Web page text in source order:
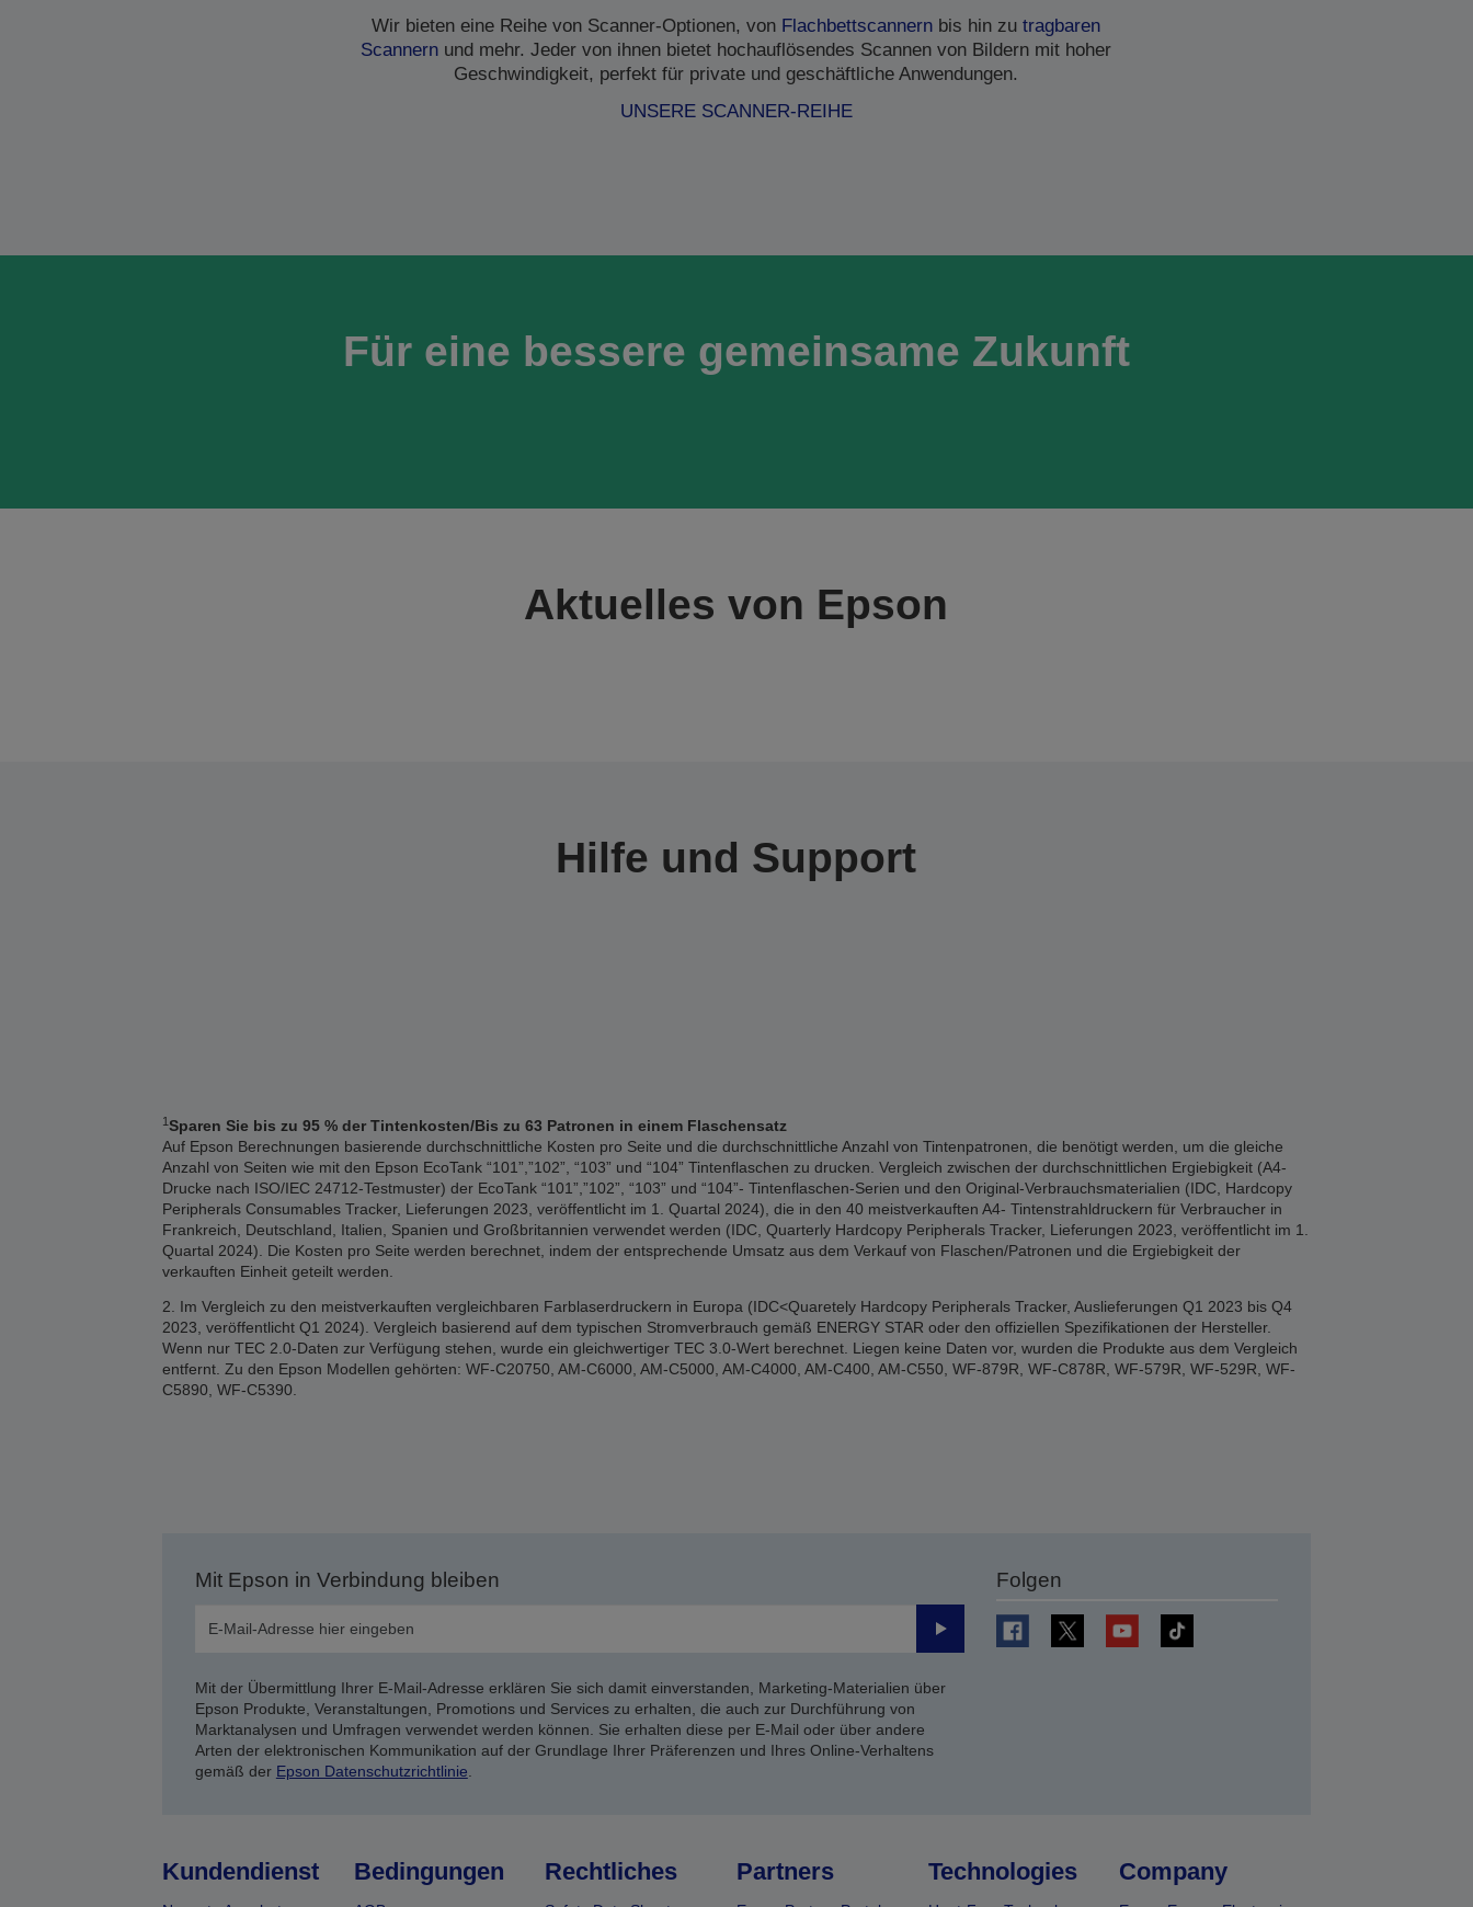
Wir bieten eine Reihe von Scanner-Optionen, von Flachbettscannern bis hin zutragbaren
Scannern und mehr. Jeder von ihnen bietet hochauflösendes Scannen von Bildern mit hoher
Geschwindigkeit, perfekt für private und geschäftliche Anwendungen.
UNSERE SCANNER-REIHE
Für eine bessere gemeinsame Zukunft
Aktuelles von Epson
Hilfe und Support
1Sparen Sie bis zu 95 % der Tintenkosten/Bis zu 63 Patronen in einem Flaschensatz
Auf Epson Berechnungen basierende durchschnittliche Kosten pro Seite und die durchschnittliche Anzahl von Tintenpatronen, die benötigt werden, um die gleiche
Anzahl von Seiten wie mit den Epson EcoTank “101”,”102”, “103” und “104” Tintenflaschen zu drucken. Vergleich zwischen der durchschnittlichen Ergiebigkeit (A4-
Drucke nach ISO/IEC 24712-Testmuster) der EcoTank “101”,”102”, “103” und “104”- Tintenflaschen-Serien und den Original-Verbrauchsmaterialien (IDC, Hardcopy
Peripherals Consumables Tracker, Lieferungen 2023, veröffentlicht im 1. Quartal 2024), die in den 40 meistverkauften A4- Tintenstrahldruckern für Verbraucher in
Frankreich, Deutschland, Italien, Spanien und Großbritannien verwendet werden (IDC, Quarterly Hardcopy Peripherals Tracker, Lieferungen 2023, veröffentlicht im 1.
Quartal 2024). Die Kosten pro Seite werden berechnet, indem der entsprechende Umsatz aus dem Verkauf von Flaschen/Patronen und die Ergiebigkeit der
verkauften Einheit geteilt werden.
2. Im Vergleich zu den meistverkauften vergleichbaren Farblaserdruckern in Europa (IDC<Quaretely Hardcopy Peripherals Tracker, Auslieferungen Q1 2023 bis Q4
2023, veröffentlicht Q1 2024). Vergleich basierend auf dem typischen Stromverbrauch gemäß ENERGY STAR oder den offiziellen Spezifikationen der Hersteller.
Wenn nur TEC 2.0-Daten zur Verfügung stehen, wurde ein gleichwertiger TEC 3.0-Wert berechnet. Liegen keine Daten vor, wurden die Produkte aus dem Vergleich
entfernt. Zu den Epson Modellen gehörten: WF-C20750, AM-C6000, AM-C5000, AM-C4000, AM-C400, AM-C550, WF-879R, WF-C878R, WF-579R, WF-529R, WF-
C5890, WF-C5390.
Mit Epson in Verbindung bleiben
Senden
Mit der Übermittlung Ihrer E-Mail-Adresse erklären Sie sich damit einverstanden, Marketing-Materialien über
Epson Produkte, Veranstaltungen, Promotions und Services zu erhalten, die auch zur Durchführung von
Marktanalysen und Umfragen verwendet werden können. Sie erhalten diese per E-Mail oder über andere
Arten der elektronischen Kommunikation auf der Grundlage Ihrer Präferenzen und Ihres Online-Verhaltens
gemäß der Epson Datenschutzrichtlinie
Folgen
Kundendienst Bedingungen Rechtliches Partners Technologies Company